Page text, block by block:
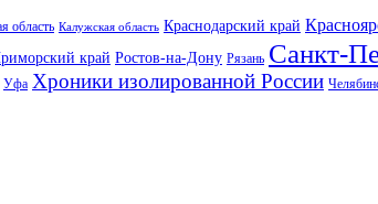
область Калужская область Краснодарский край
край Ростов-на-Дону Рязань Санкт-
Уфа Хроники изолированной России